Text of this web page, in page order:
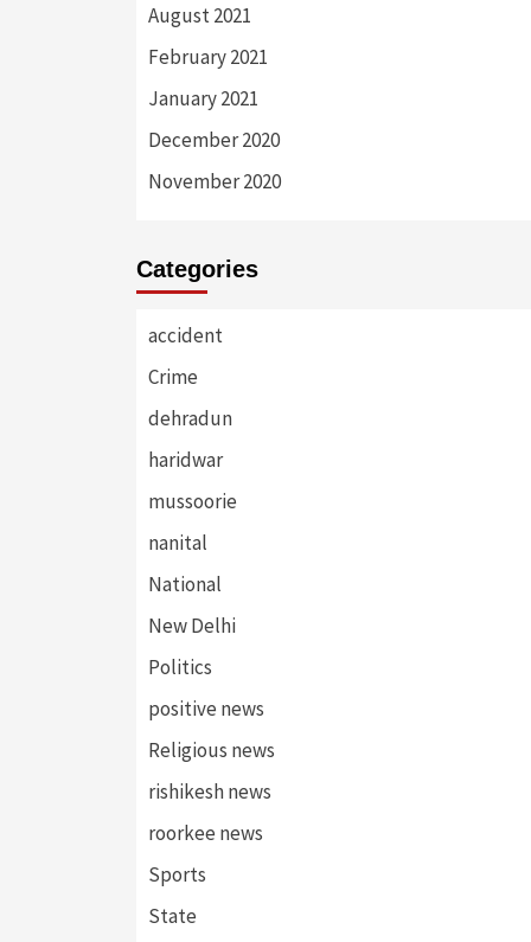
August 2021
February 2021
January 2021
December 2020
November 2020
Categories
accident
Crime
dehradun
haridwar
mussoorie
nanital
National
New Delhi
Politics
positive news
Religious news
rishikesh news
roorkee news
Sports
State